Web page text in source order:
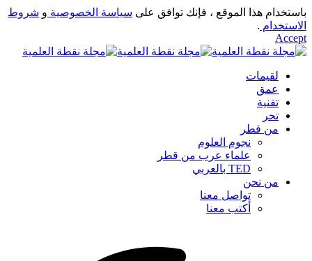
باستخدام هذا الموقع ، فإنك توافق على سياسة الخصوصية و شروط
الاستخدام .
Accept
لقيمات
عمق
تقنية
تحر
من قطر
نجوم العلوم
علماء عرب من قطر
TED بالعربي
من نحن
تواصل معنا
أكتب معنا